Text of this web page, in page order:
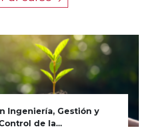
Ingeniería, Gestión y
de la...